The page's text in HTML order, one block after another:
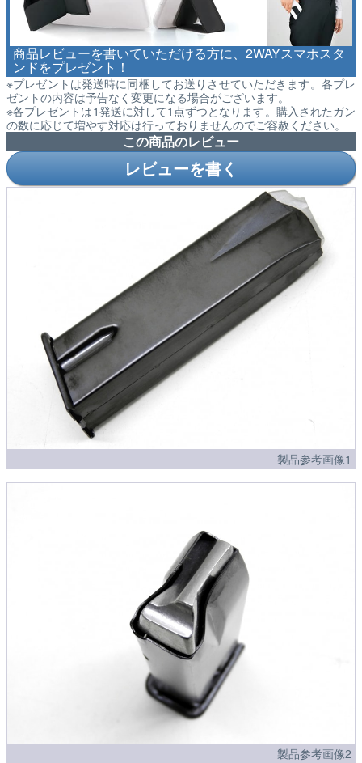
商品レビューを書いていただける方に、2WAYスマホスタ
ンドをプレゼント！
※プレゼントは発送時に同梱してお送りさせていただきます。各プレ
ゼントの内容は予告なく変更になる場合がございます。
※各プレゼントは1発送に対して1点ずつとなります。購入されたガン
の数に応じて増やす対応は行っておりませんのでご容赦ください。
この商品のレビュー
レビューを書く
製品参考画像1
製品参考画像2